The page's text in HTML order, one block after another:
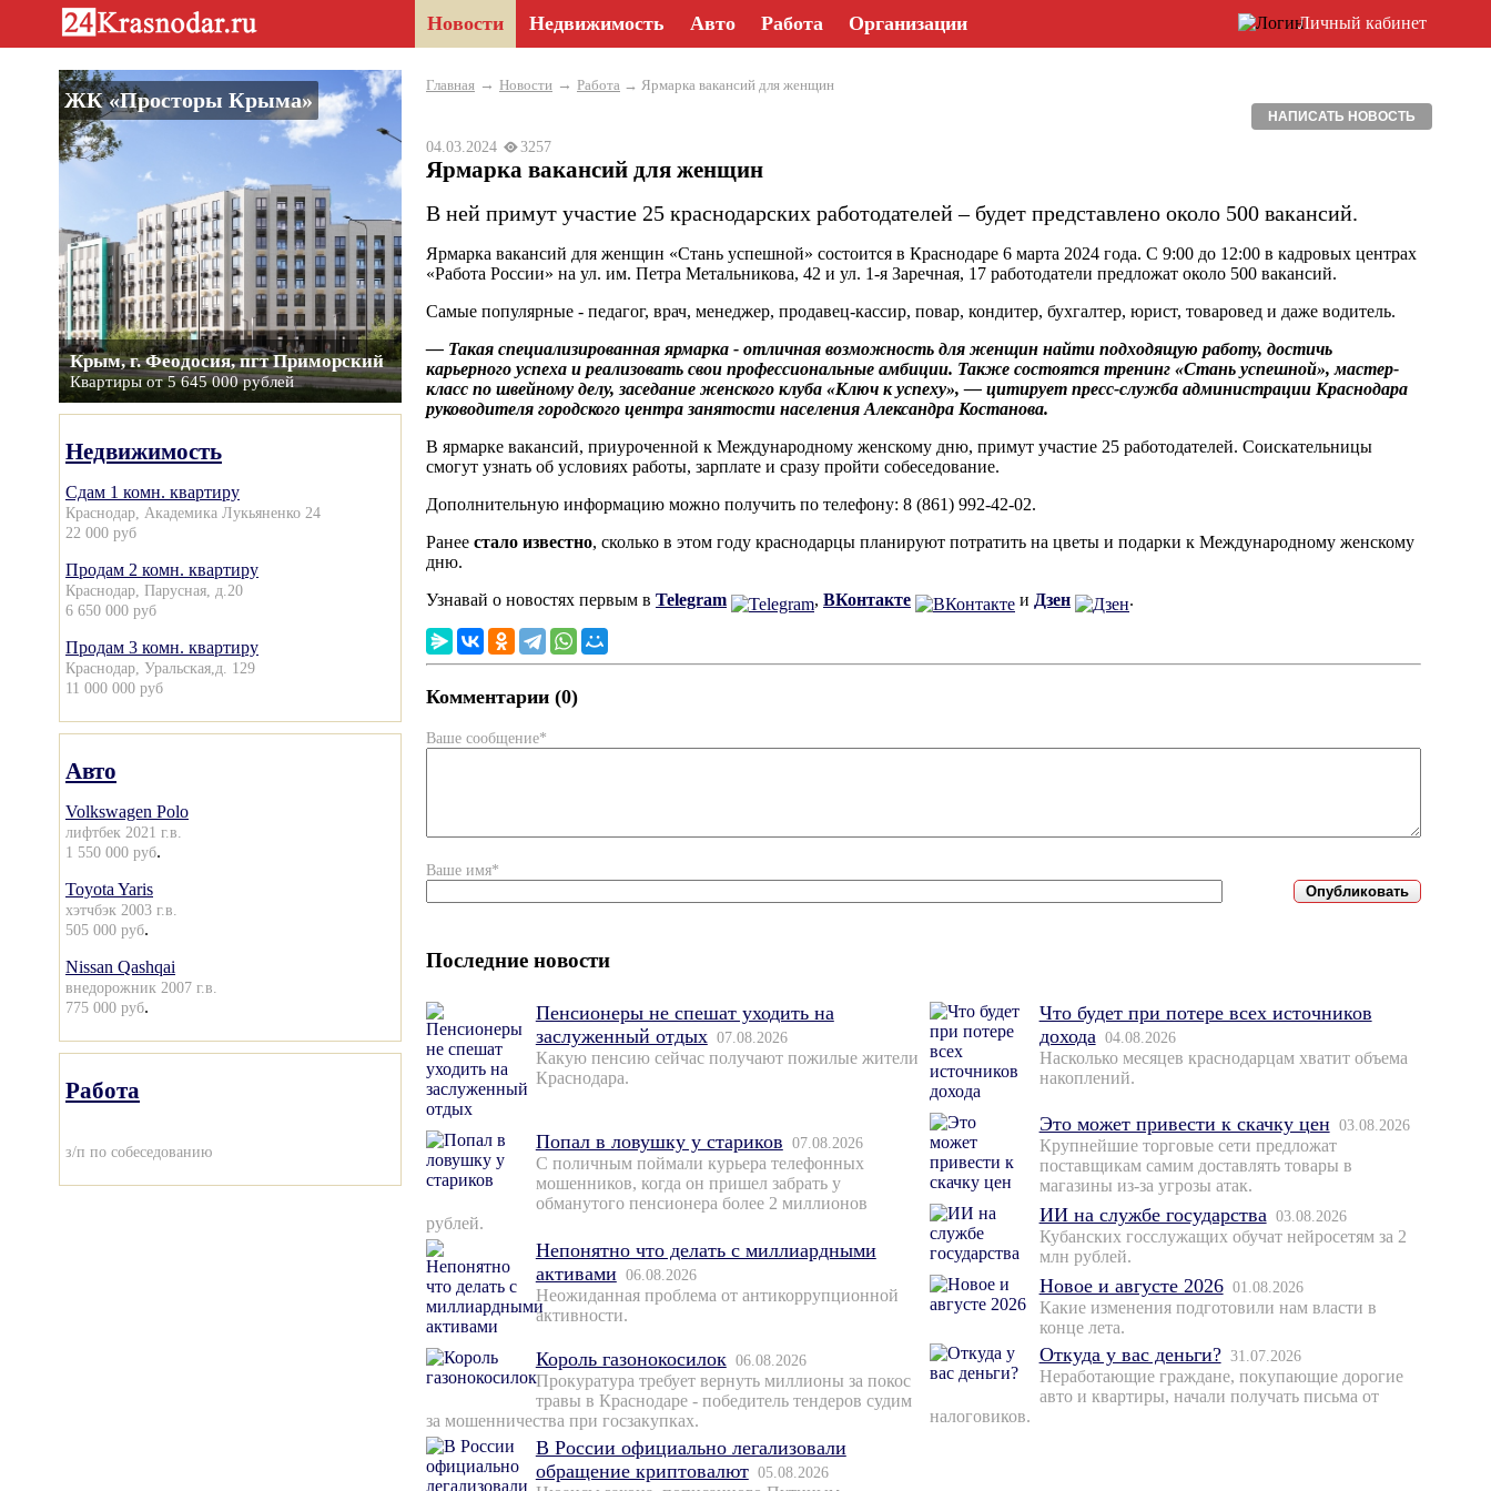
Новости Недвижимость Авто Работа Организации Личный кабинет
ЖК «Просторы Крыма»
Крым, г. Феодосия, пгт Приморский
Квартиры от 5 645 000 рублей
Недвижимость
Сдам 1 комн. квартиру
Краснодар, Академика Лукьяненко 24
22 000 руб
Продам 2 комн. квартиру
Краснодар, Парусная, д.20
6 650 000 руб
Продам 3 комн. квартиру
Краснодар, Уральская,д. 129
11 000 000 руб
Авто
Volkswagen Polo
лифтбек 2021 г.в.
1 550 000 руб.
Toyota Yaris
хэтчбэк 2003 г.в.
505 000 руб.
Nissan Qashqai
внедорожник 2007 г.в.
775 000 руб.
Работа
з/п по собеседованию
Главная → Новости → Работа → Ярмарка вакансий для женщин
НАПИСАТЬ НОВОСТЬ
04.03.2024 3257
Ярмарка вакансий для женщин
В ней примут участие 25 краснодарских работодателей – будет представлено около 500 вакансий.
Ярмарка вакансий для женщин «Стань успешной» состоится в Краснодаре 6 марта 2024 года. С 9:00 до 12:00 в кадровых центрах
«Работа России» на ул. им. Петра Метальникова, 42 и ул. 1-я Заречная, 17 работодатели предложат около 500 вакансий.
Самые популярные - педагог, врач, менеджер, продавец-кассир, повар, кондитер, бухгалтер, юрист, товаровед и даже водитель.
— Такая специализированная ярмарка - отличная возможность для женщин найти подходящую работу, достичь
карьерного успеха и реализовать свои профессиональные амбиции. Также состоятся тренинг «Стань успешной», мастер-
класс по швейному делу, заседание женского клуба «Ключ к успеху», — цитирует пресс-служба администрации Краснодара
руководителя городского центра занятости населения Александра Костанова.
В ярмарке вакансий, приуроченной к Международному женскому дню, примут участие 25 работодателей. Соискательницы
смогут узнать об условиях работы, зарплате и сразу пройти собеседование.
Дополнительную информацию можно получить по телефону: 8 (861) 992-42-02.
Ранее стало известно, сколько в этом году краснодарцы планируют потратить на цветы и подарки к Международному женскому
дню.
Узнавай о новостях первым в Telegram , ВКонтакте и Дзен .
Комментарии (0)
Ваше сообщение*
Ваше имя*
Последние новости
Пенсионеры не спешат уходить на
заслуженный отдых 07.08.2026
Какую пенсию сейчас получают пожилые жители
Краснодара.
Попал в ловушку у стариков 07.08.2026
С поличным поймали курьера телефонных
мошенников, когда он пришел забрать у
обманутого пенсионера более 2 миллионов
рублей.
Непонятно что делать с миллиардными
активами 06.08.2026
Неожиданная проблема от антикоррупционной
активности.
Король газонокосилок 06.08.2026
Прокуратура требует вернуть миллионы за покос
травы в Краснодаре - победитель тендеров судим
за мошенничества при госзакупках.
В России официально легализовали
обращение криптовалют 05.08.2026
Что будет при потере всех источников
дохода 04.08.2026
Насколько месяцев краснодарцам хватит объема
накоплений.
Это может привести к скачку цен 03.08.2026
Крупнейшие торговые сети предложат
поставщикам самим доставлять товары в
магазины из-за угрозы атак.
ИИ на службе государства 03.08.2026
Кубанских госслужащих обучат нейросетям за 2
млн рублей.
Новое и августе 2026 01.08.2026
Какие изменения подготовили нам власти в
конце лета.
Откуда у вас деньги? 31.07.2026
Неработающие граждане, покупающие дорогие
авто и квартиры, начали получать письма от
налоговиков.